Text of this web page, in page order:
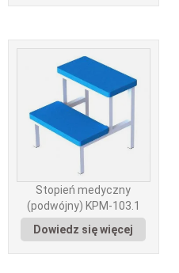
Stopień medyczny
(podwójny) KPM-103.1
Dowiedz się więcej